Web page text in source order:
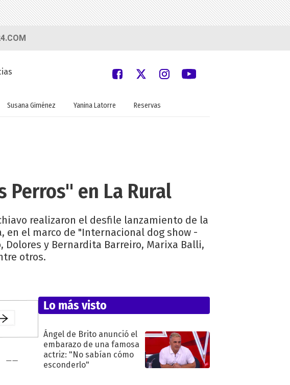
Susana Giménez Yanina Latorre Reservas
Perros" en La Rural
realizaron el desfile lanzamiento de la
en el marco de "Internacional dog show -
Dolores y Bernardita Barreiro, Marixa Balli,
otros.
Lo más visto
Ángel de Brito anunció el
embarazo de una famosa
actriz: "No sabían cómo
esconderlo"